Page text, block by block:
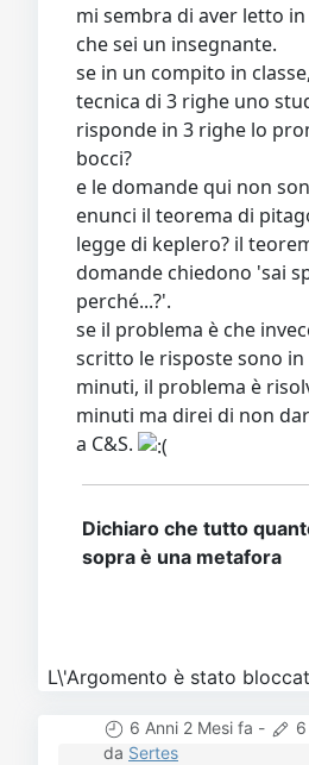
mi sembra di aver letto
che sei un insegnante.
se in un compito in
tecnica di 3 righe uno
risponde in 3 righe lo
bocci?
e le domande qui non
enunci il teorema di
legge di keplero? il
domande chiedono 'sai
perché...?'.
se il problema è che
scritto le risposte sono in
minuti, il problema è
minuti ma direi di non
a C&S.
Dichiaro che tutto
sopra è una metafora
L\'Argomento è stato
6 Anni 2 Mesi fa -
da Sertes